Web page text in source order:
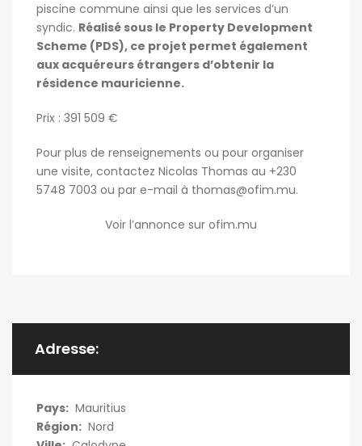
piscine commune ainsi que les services d’un
syndic. Réalisé sous le Property Development
Scheme (PDS), ce projet permet également
aux acquéreurs étrangers d’obtenir la
résidence mauricienne.
Prix : 391 509 €
Pour plus de renseignements ou pour organiser
une visite, contactez Nicolas Thomas au +230
5748 7003 ou par e-mail à thomas@ofim.mu.
Voir l’annonce sur ofim.mu
Adresse:
Pays: Mauritius
Région: Nord